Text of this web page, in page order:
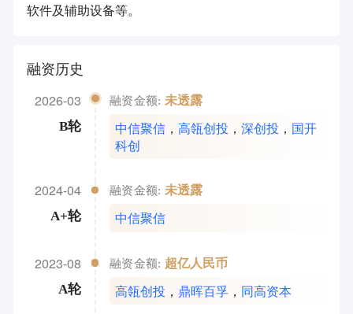
软件及辅助设备等。
融资历史
2026-03
B轮
融资金额: 未透露
中信聚信 ，高瓴创投 ，深创投 ， 国开
科创
2024-04
A+轮
融资金额: 未透露
中信聚信
2023-08
A轮
融资金额: 超亿人民币
高瓴创投 ， 鼎晖百孚 ， 同高资本